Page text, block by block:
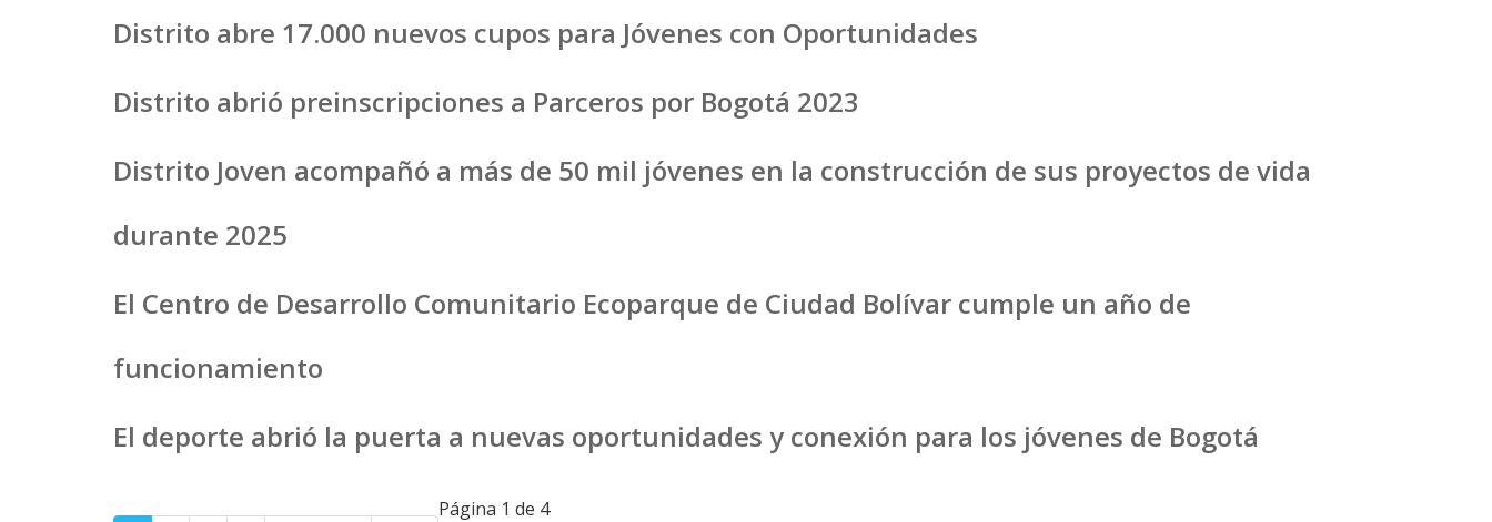
Distrito abre 17.000 nuevos cupos para Jóvenes con Oportunidades
Distrito abrió preinscripciones a Parceros por Bogotá 2023
Distrito Joven acompañó a más de 50 mil jóvenes en la construcción de sus proyectos de vida
durante 2025
El Centro de Desarrollo Comunitario Ecoparque de Ciudad Bolívar cumple un año de
funcionamiento
El deporte abrió la puerta a nuevas oportunidades y conexión para los jóvenes de Bogotá
Página 1 de 4